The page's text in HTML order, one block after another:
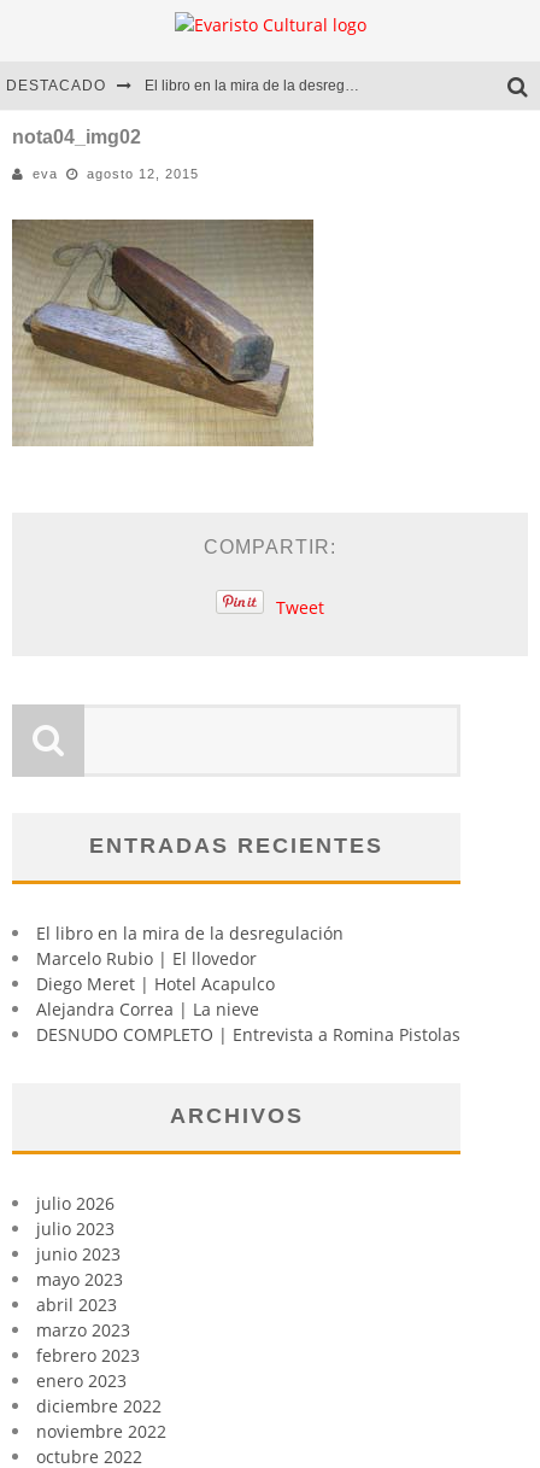
DESTACADO El libro en la mira de la desregulación
Diego Meret | Hotel Acapulco
nota04_img02
eva agosto 12, 2015
COMPARTIR:
Tweet
ENTRADAS RECIENTES
El libro en la mira de la desregulación
Marcelo Rubio | El llovedor
Diego Meret | Hotel Acapulco
Alejandra Correa | La nieve
DESNUDO COMPLETO | Entrevista a Romina Pistolas
ARCHIVOS
julio 2026
julio 2023
junio 2023
mayo 2023
abril 2023
marzo 2023
febrero 2023
enero 2023
diciembre 2022
noviembre 2022
octubre 2022